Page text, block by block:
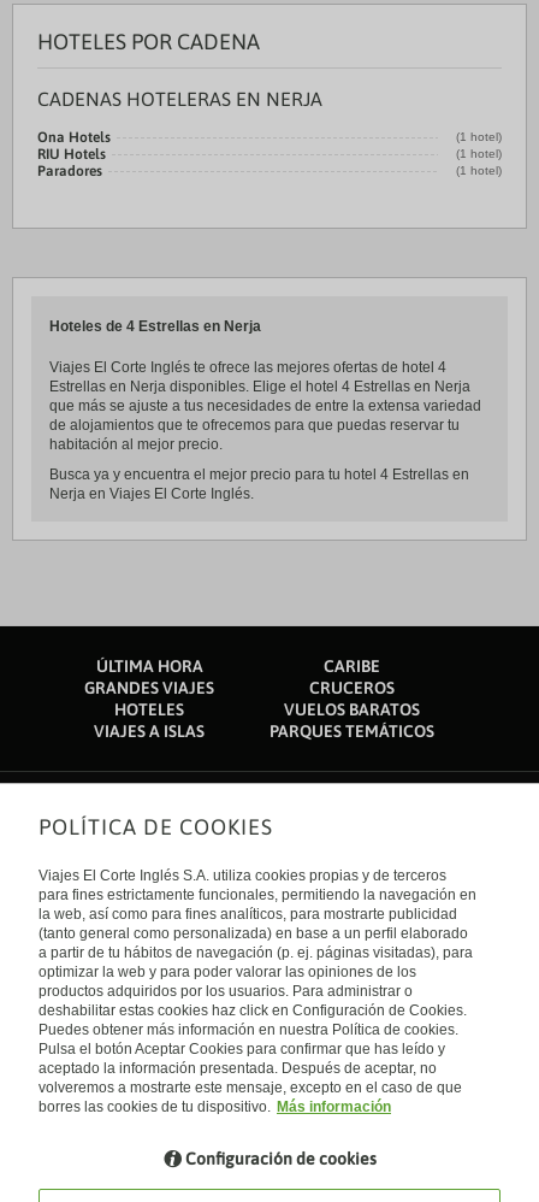
HOTELES POR CADENA
CADENAS HOTELERAS EN NERJA
Ona Hotels (1 hotel)
RIU Hotels (1 hotel)
Paradores (1 hotel)
Hoteles de 4 Estrellas en Nerja
Viajes El Corte Inglés te ofrece las mejores ofertas de hotel 4
Estrellas en Nerja disponibles. Elige el hotel 4 Estrellas en Nerja
que más se ajuste a tus necesidades de entre la extensa variedad
de alojamientos que te ofrecemos para que puedas reservar tu
habitación al mejor precio.
Busca ya y encuentra el mejor precio para tu hotel 4 Estrellas en
Nerja en Viajes El Corte Inglés.
ÚLTIMA HORA
CARIBE
GRANDES VIAJES
CRUCEROS
HOTELES
VUELOS BARATOS
VIAJES A ISLAS
PARQUES TEMÁTICOS
Sobre nosotros
Quiénes somos
Financiación
Sostenibilidad
Turismo accesible
Tarjeta El Corte Inglés
Trabaja con nosotros
El Corte Inglés
Canal Ético
Enlaces de interés
Guías de viaje
Catálogos
Auto check-in
Condiciones Generales
Política de privacidad
Política de cookies
Accesibilidad
Empresas/ Grupos
Internacional
España
Visita nuestro blog
Blog de Viajes el Corte inglés
POLÍTICA DE COOKIES
Viajes El Corte Inglés S.A. utiliza cookies propias y de terceros
para fines estrictamente funcionales, permitiendo la navegación en
la web, así como para fines analíticos, para mostrarte publicidad
(tanto general como personalizada) en base a un perfil elaborado
a partir de tu hábitos de navegación (p. ej. páginas visitadas), para
optimizar la web y para poder valorar las opiniones de los
productos adquiridos por los usuarios. Para administrar o
deshabilitar estas cookies haz click en Configuración de Cookies.
Puedes obtener más información en nuestra Política de cookies.
Pulsa el botón Aceptar Cookies para confirmar que has leído y
aceptado la información presentada. Después de aceptar, no
volveremos a mostrarte este mensaje, excepto en el caso de que
borres las cookies de tu dispositivo. Más información
Configuración de cookies